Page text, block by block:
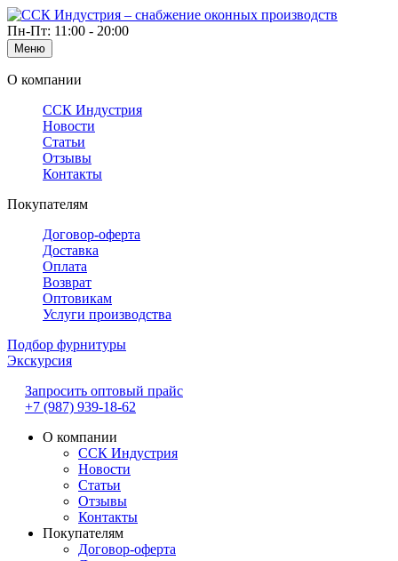
Пн-Пт: 11:00 - 20:00
Меню
О компании
ССК Индустрия
Новости
Статьи
Отзывы
Контакты
Покупателям
Договор-оферта
Доставка
Оплата
Возврат
Оптовикам
Услуги производства
Подбор фурнитуры
Экскурсия
Запросить оптовый прайс
+7 (987) 939-18-62
О компании
ССК Индустрия
Новости
Статьи
Отзывы
Контакты
Покупателям
Договор-оферта